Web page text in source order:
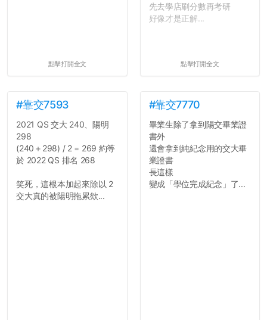
點擊打開全文
先去學店刷分數再考研
好像才是正解...
點擊打開全文
#靠交7593
2021 QS 交大 240、陽明
298
(240＋298) / 2 = 269 約等
於 2022 QS 排名 268
笑死，這根本加起來除以 2
交大真的被陽明拖累欸...
#靠交7770
畢業生除了拿到陽交畢業證
書外
還會拿到純紀念用的交大畢
業證書
長這樣
變成「學位完成紀念」了...